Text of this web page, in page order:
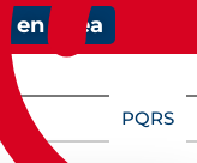
en línea
PQRS